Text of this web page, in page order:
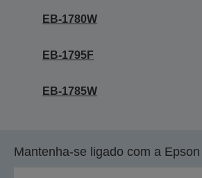
EB-1780W
EB-1795F
EB-1785W
Mantenha-se ligado com a Epson